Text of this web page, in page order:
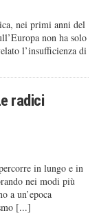
nei primi anni del
non ha solo
l’insufficienza di
radici
in lungo e in
nei modi più
a un’epoca
[...]